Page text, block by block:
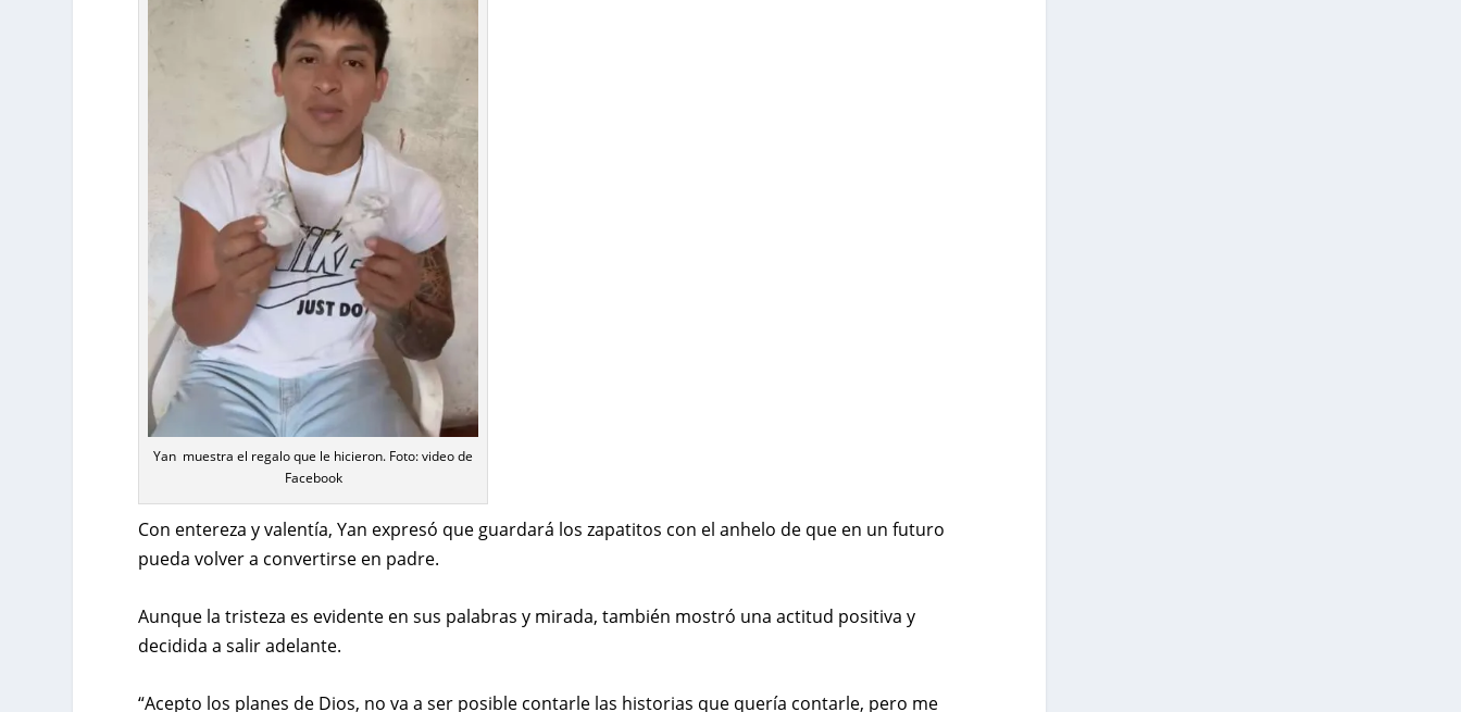
Yan muestra el regalo que le hicieron. Foto: video de
Facebook
Con entereza y valentía, Yan expresó que guardará los zapatitos con el anhelo de que en un futuro
pueda volver a convertirse en padre.
Aunque la tristeza es evidente en sus palabras y mirada, también mostró una actitud positiva y
decidida a salir adelante.
“Acepto los planes de Dios, no va a ser posible contarle las historias que quería contarle, pero me